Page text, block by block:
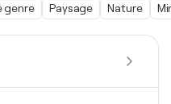
genre Paysage Nature